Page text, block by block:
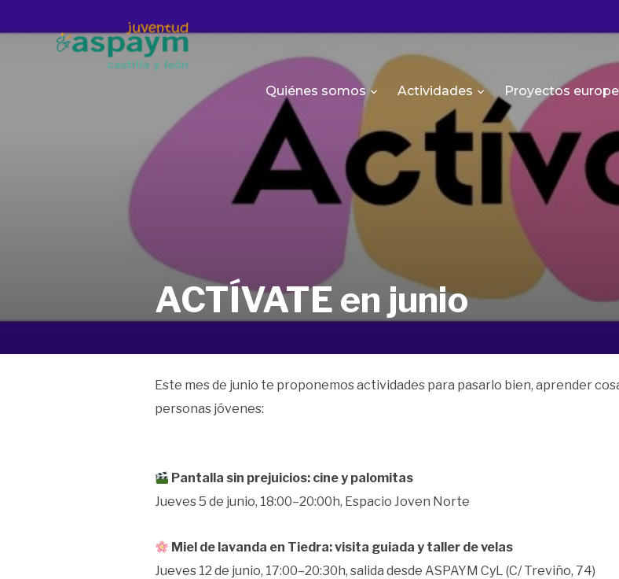
Quiénes somos Actividades Proyectos
ACTÍVATE en junio
Este mes de junio te proponemos actividades para pasarlo bien, aprender
personas jóvenes:
Pantalla sin prejuicios: cine y palomitas
Jueves 5 de junio, 18:00–20:00h, Espacio Joven Norte
Miel de lavanda en Tiedra: visita guiada y taller de velas
Jueves 12 de junio, 17:00–20:30h, salida desde ASPAYM CyL (C/ Treviño, 74)